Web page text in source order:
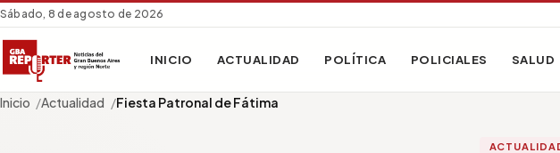
Sábado, 8 de agosto de 2026
INICIO ACTUALIDAD POLÍTICA POLICIALES SALUD
Inicio Actualidad Fiesta Patronal de Fátima